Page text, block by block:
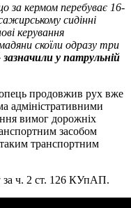
за кермом перебуває 16-
сидінні
керування
скоїли одразу три
зазначили у патрульній
продовжив рух вже
адміністративними
вимог дорожніх
засобом
транспортним
за ч. 2 ст. 126 КУпАП.